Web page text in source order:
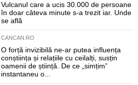
Vulcanul care a ucis 30.000 de persoane
în doar câteva minute s-a trezit iar. Unde
se află
CANCAN.RO
O forță invizibilă ne-ar putea influența
conștiința și relațiile cu ceilalți, susțin
oamenii de știință. De ce „simțim”
instantaneu o...